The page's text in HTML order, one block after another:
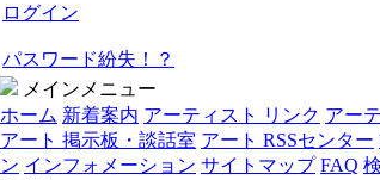
ログイン
パスワード紛失！？
メインメニュー
ホーム 新着案内 アーティスト リンク アー
アート 掲示板・談話室 アート RSSセンター
ン インフォメーション サイトマップ FAQ